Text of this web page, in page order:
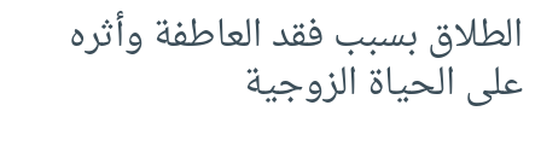
الطلاق بسبب فقد العاطفة وأثره
على الحياة الزوجية